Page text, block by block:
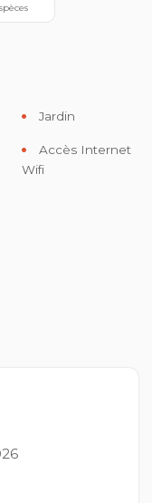
Jardin
Accès Internet
Wifi